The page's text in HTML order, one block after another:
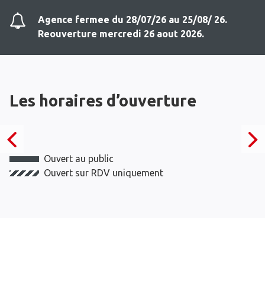
Agence fermee du 28/07/26 au 25/08/ 26.
Reouverture mercredi 26 aout 2026.
Les horaires d’ouverture
Ouvert au public
Ouvert sur RDV uniquement